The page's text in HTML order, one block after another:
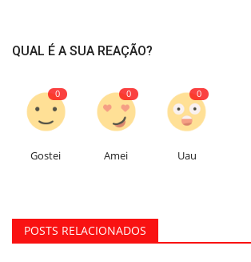
QUAL É A SUA REAÇÃO?
0
Gostei
0
Amei
0
Uau
POSTS RELACIONADOS